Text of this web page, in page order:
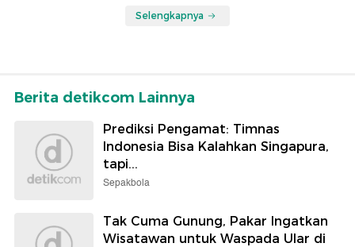
Selengkapnya
Berita detikcom Lainnya
Prediksi Pengamat: Timnas
Indonesia Bisa Kalahkan Singapura,
tapi...
Sepakbola
Tak Cuma Gunung, Pakar Ingatkan
Wisatawan untuk Waspada Ular di